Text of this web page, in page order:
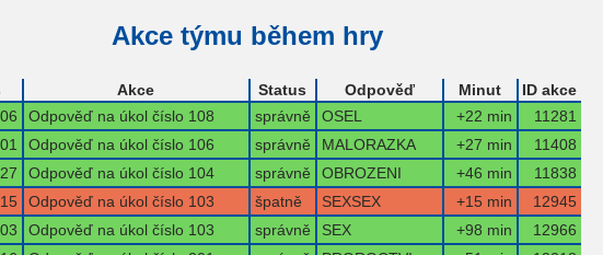
Akce týmu během hry
Akce Status Odpověď Minut
ID akce
Odpověď na úkol číslo 108 správně OSEL +22 min
11281
Odpověď na úkol číslo 106 správně MALORAZKA +27 min
11408
Odpověď na úkol číslo 104 správně OBROZENI +46 min
11838
Odpověď na úkol číslo 103 špatně SEXSEX +15 min
12945
Odpověď na úkol číslo 103 správně SEX +98 min
12966